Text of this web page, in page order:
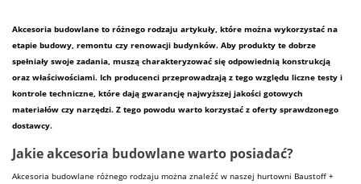
Akcesoria budowlane to różnego rodzaju artykuły, które można wykorzystać na
etapie budowy, remontu czy renowacji budynków. Aby produkty te dobrze
spełniały swoje zadania, muszą charakteryzować się odpowiednią konstrukcją
oraz właściwościami. Ich producenci przeprowadzają z tego względu liczne testy i
kontrole techniczne, które dają gwarancję najwyższej jakości gotowych
materiałów czy narzędzi. Z tego powodu warto korzystać z oferty sprawdzonego
dostawcy.
Jakie akcesoria budowlane warto posiadać?
Akcesoria budowlane różnego rodzaju można znaleźć w naszej hurtowni Baustoff +